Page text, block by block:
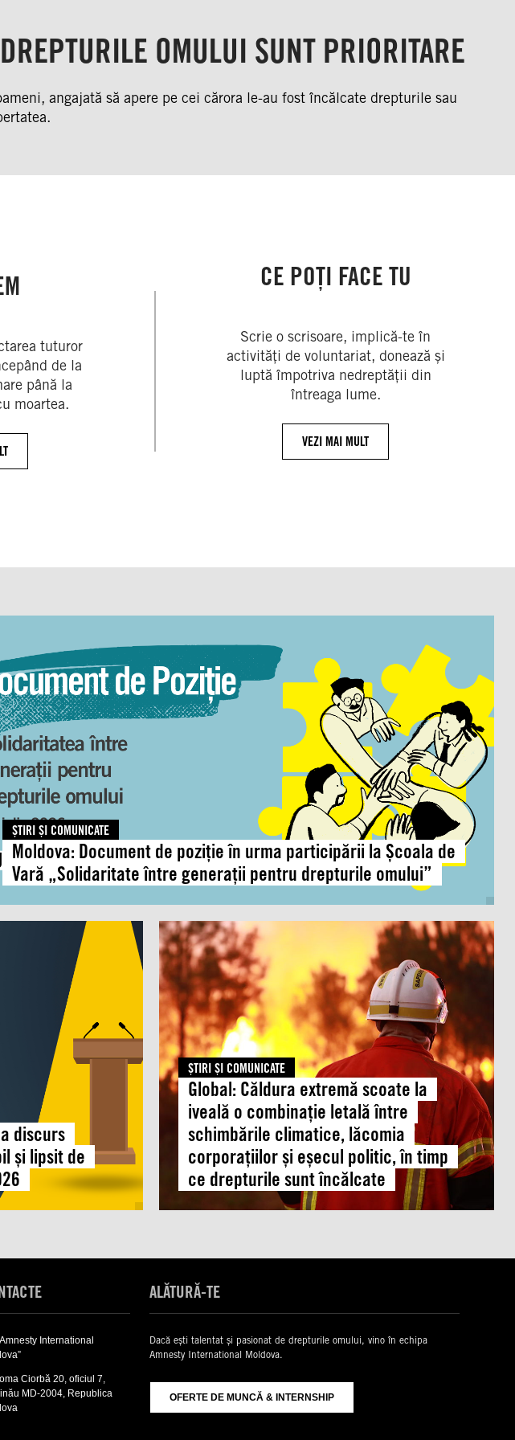
OMULUI SUNT PRIORITARE
angajată să apere pe cei cărora le-au fost încălcate drepturile sau
tuturor
de la
până la
moartea.
CE POȚI FACE TU
Scrie o scrisoare, implică-te în
activități de voluntariat, donează și
luptă împotriva nedreptății din
întreaga lume.
VEZI MAI MULT
ŞTIRI ŞI COMUNICATE
Moldova: Document de poziție în urma participării la Școala de
Vară „Solidaritate între generații pentru drepturile omului”
discurs
și lipsit de
Global:
Căldura
extremă
scoate
la
iveală
o
combinație
letală
schimbările
climatice,
lăcomia
corporațiilor
în
ce
drepturile
sunt
încălcate
ŞTIRI ŞI COMUNICATE
Global: Căldura extremă scoate la
iveală o combinație letală între
schimbările climatice, lăcomia
corporațiilor și eșecul politic, în timp
ce drepturile sunt încălcate
International
Ciorbă 20, oficiul 7,
MD-2004, Republica
ALĂTURĂ-TE
Dacă ești talentat și pasionat de drepturile omului, vino în echipa
Amnesty International Moldova.
OFERTE DE MUNCĂ & INTERNSHIP